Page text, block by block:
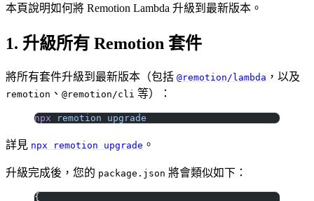
本頁說明如何將 Remotion Lambda 升級到最新版本。
1. 升級所有 Remotion 套件
將所有套件升級到最新版本（包括 @remotion/lambda ，以及
remotion 、 @remotion/cli 等）：
npx remotion upgrade
詳見 npx remotion upgrade 。
升級完成後，您的 package.json 將會類似如下：
{